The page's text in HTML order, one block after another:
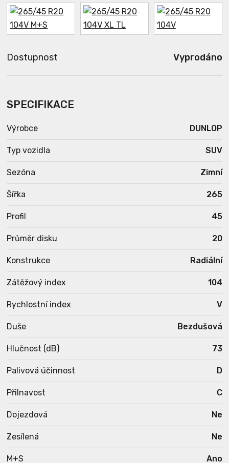
Dostupnost Vyprodáno
SPECIFIKACE
Výrobce DUNLOP
Typ vozidla SUV
Sezóna Zimní
Šířka 265
Profil 45
Průměr disku 20
Konstrukce Radiální
Zátěžový index 104
Rychlostní index V
Duše Bezdušová
Hlučnost (dB) 73
Palivová účinnost D
Přilnavost C
Dojezdová Ne
Zesílená Ne
M+S Ano